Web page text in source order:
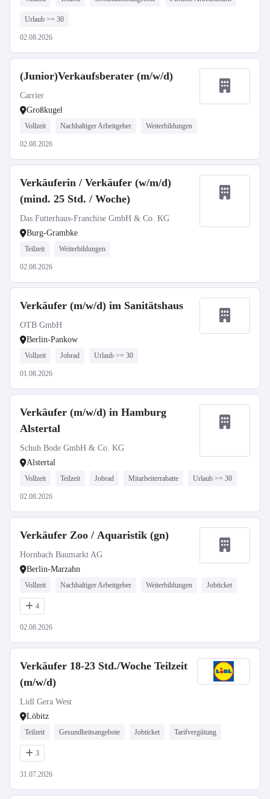
Urlaub >= 30
02.08.2026
(Junior)Verkaufsberater (m/w/d)
Carrier
Großkugel
Vollzeit Nachhaltiger Arbeitgeber Weiterbildungen
02.08.2026
Verkäuferin / Verkäufer (w/m/d)
(mind. 25 Std. / Woche)
Das Futterhaus-Franchise GmbH & Co. KG
Burg-Grambke
Teilzeit Weiterbildungen
02.08.2026
Verkäufer (m/w/d) im Sanitätshaus
OTB GmbH
Berlin-Pankow
Vollzeit Jobrad Urlaub >= 30
01.08.2026
Verkäufer (m/w/d) in Hamburg
Alstertal
Schuh Bode GmbH & Co. KG
Alstertal
Vollzeit Teilzeit Jobrad Mitarbeiterrabatte Urlaub >= 30
02.08.2026
Verkäufer Zoo / Aquaristik (gn)
Hornbach Baumarkt AG
Berlin-Marzahn
Vollzeit Nachhaltiger Arbeitgeber Weiterbildungen Jobticket
4
02.08.2026
Verkäufer 18-23 Std./Woche Teilzeit
(m/w/d)
Lidl Gera West
Löbitz
Teilzeit Gesundheitsangebote Jobticket Tarifvergütung
3
31.07.2026